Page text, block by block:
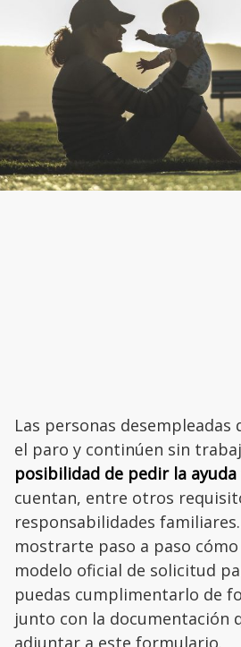
Las personas desempleadas
el paro y continúen sin
posibilidad de pedir la
cuentan, entre otros
responsabilidades
mostrarte paso a paso
modelo oficial de solicitud
puedas cumplimentarlo de
junto con la documentación